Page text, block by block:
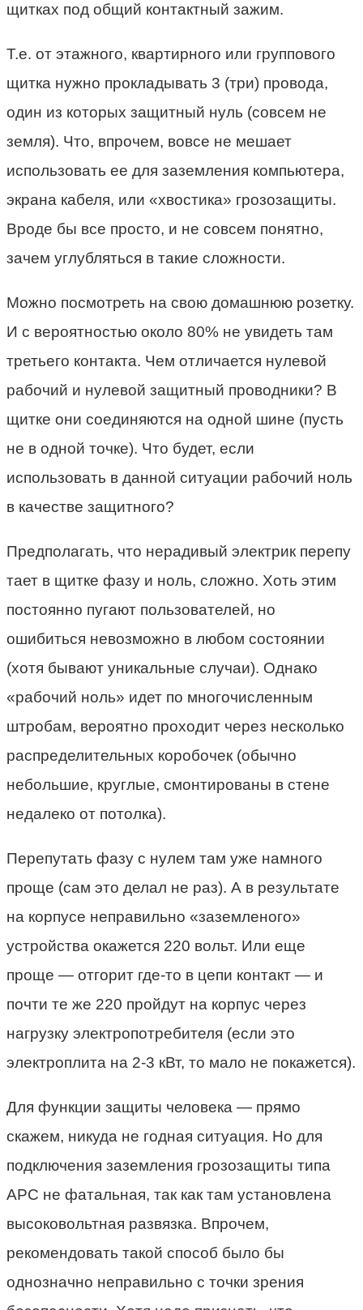
щитках под общий контактный зажим.
Т.е. от этажного, квартирного или группового
щитка нужно прокладывать 3 (три) провода,
один из которых защитный нуль (совсем не
земля). Что, впрочем, вовсе не мешает
использовать ее для заземления компьютера,
экрана кабеля, или «хвостика» грозозащиты.
Вроде бы все просто, и не совсем понятно,
зачем углубляться в такие сложности.
Можно посмотреть на свою домашнюю розетку.
И с вероятностью около 80% не увидеть там
третьего контакта. Чем отличается нулевой
рабочий и нулевой защитный проводники? В
щитке они соединяются на одной шине (пусть
не в одной точке). Что будет, если
использовать в данной ситуации рабочий ноль
в качестве защитного?
Предполагать, что нерадивый электрик перепу
тает в щитке фазу и ноль, сложно. Хоть этим
постоянно пугают пользователей, но
ошибиться невозможно в любом состоянии
(хотя бывают уникальные случаи). Однако
«рабочий ноль» идет по многочисленным
штробам, вероятно проходит через несколько
распределительных коробочек (обычно
небольшие, круглые, смонтированы в стене
недалеко от потолка).
Перепутать фазу с нулем там уже намного
проще (сам это делал не раз). А в результате
на корпусе неправильно «заземленого»
устройства окажется 220 вольт. Или еще
проще — отгорит где-то в цепи контакт — и
почти те же 220 пройдут на корпус через
нагрузку электропотребителя (если это
электроплита на 2-3 кВт, то мало не покажется).
Для функции защиты человека — прямо
скажем, никуда не годная ситуация. Но для
подключения заземления грозозащиты типа
APC не фатальная, так как там установлена
высоковольтная развязка. Впрочем,
рекомендовать такой способ было бы
однозначно неправильно с точки зрения